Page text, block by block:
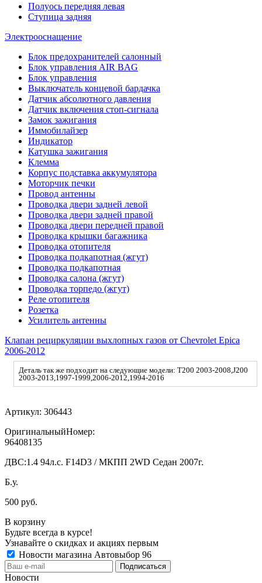
Полуось передняя левая
Ступица задняя
Электрооснащение
Блок предохранителей салонный
Блок управления AIR BAG
Блок управления
Выключатель концевой бардачка
Датчик абсолютного давления
Датчик включения стоп-сигнала
Замок зажигания
Иммобилайзер
Индикатор
Катушка зажигания
Клемма
Корпус подставка аккумулятора
Моторчик печки
Провод антенны
Проводка двери задней левой
Проводка двери задней правой
Проводка двери передней правой
Проводка крышки багажника
Проводка отопителя
Проводка подкапотная (жгут)
Проводка подкапотная
Проводка салона (жгут)
Проводка торпедо (жгут)
Реле отопителя
Розетка
Усилитель антенны
Клапан рециркуляции выхлопных газов от Chevrolet Epica
2006-2012
Деталь так же подходит на следующие модели: T200 2003-2008,J200
2003-2013,1997-1999,2006-2012,1994-2016
Артикул: 306443
ОригинальныйНомер:
96408135
ДВС:1.4 94л.с. F14D3 / МКПП 2WD Седан 2007г.
Б.у.
500 руб.
В корзину
Будьте всегда в курсе!
Узнавайте о скидках и акциях первым
Новости магазина Автовыбор 96
Новости